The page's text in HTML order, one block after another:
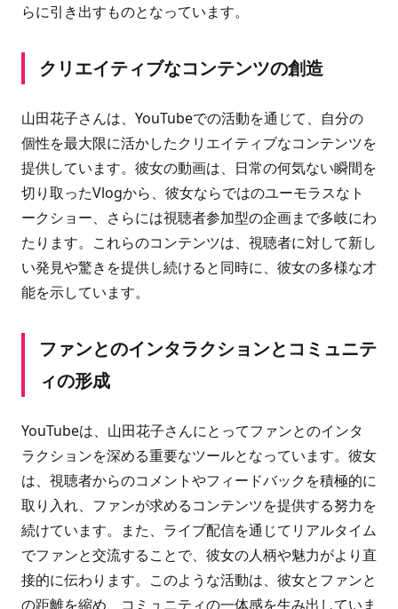
らに引き出すものとなっています。
クリエイティブなコンテンツの創造
山田花子さんは、YouTubeでの活動を通じて、自分の
個性を最大限に活かしたクリエイティブなコンテンツを
提供しています。彼女の動画は、日常の何気ない瞬間を
切り取ったVlogから、彼女ならではのユーモラスなト
ークショー、さらには視聴者参加型の企画まで多岐にわ
たります。これらのコンテンツは、視聴者に対して新し
い発見や驚きを提供し続けると同時に、彼女の多様な才
能を示しています。
ファンとのインタラクションとコミュニテ
ィの形成
YouTubeは、山田花子さんにとってファンとのインタ
ラクションを深める重要なツールとなっています。彼女
は、視聴者からのコメントやフィードバックを積極的に
取り入れ、ファンが求めるコンテンツを提供する努力を
続けています。また、ライブ配信を通じてリアルタイム
でファンと交流することで、彼女の人柄や魅力がより直
接的に伝わります。このような活動は、彼女とファンと
の距離を縮め、コミュニティの一体感を生み出していま